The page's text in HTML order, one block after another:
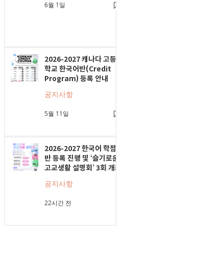
6월 1일
2026-2027 캐나다 고등
학교 한국어반(Credit
Program) 등록 안내
공지사항
5월 11일
2026-2027 한국어 학점
반 등록 진행 및 ‘슬기로운
고교생활 설명회’ 3회 개최
공지사항
22시간 전